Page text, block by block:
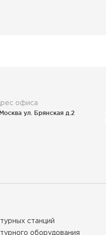
офиса
ул. Брянская д.2
станций
оборудования